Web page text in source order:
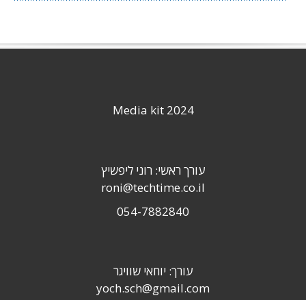
Media kit 2024
עורך ראשי: רוני ליפשיץ
roni@techtime.co.il
054-7882840
עורך: יוחאי שוויגר
yoch.sch@gmail.com